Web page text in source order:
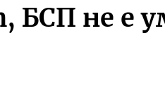
БСП не е